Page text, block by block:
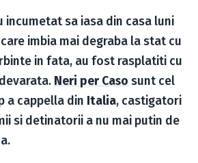
incumetat sa iasa din casa luni
imbia mai degraba la stat cu
in fata, au fost rasplatiti cu
Neri per Caso sunt cel
a cappella din Italia, castigatori
si detinatorii a nu mai putin de